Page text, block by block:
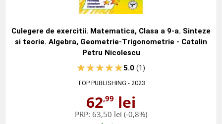
Culegere de exercitii. Matematica, Clasa a 9-a. Sinteze
si teorie. Algebra, Geometrie-Trigonometrie - Catalin
Petru Nicolescu
5.0(1)
TOP PUBLISHING - 2023
62,99 lei
PRP: 63,50 lei (-0,8%)